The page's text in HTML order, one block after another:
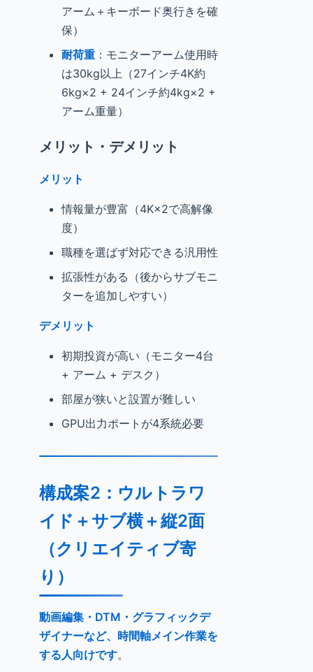
アーム＋キーボード奥行きを確
保）
耐荷重 ：モニターアーム使用時
は30kg以上（27インチ4K約
6kg×2 + 24インチ約4kg×2 +
アーム重量）
メリット・デメリット
メリット
情報量が豊富（4K×2で高解像
度）
職種を選ばず対応できる汎用性
拡張性がある（後からサブモニ
ターを追加しやすい）
デメリット
初期投資が高い（モニター4台
+ アーム + デスク）
部屋が狭いと設置が難しい
GPU出力ポートが4系統必要
構成案2：ウルトラワ
イド＋サブ横＋縦2面
（クリエイティブ寄
り）
動画編集・DTM・グラフィックデ
ザイナーなど、時間軸メイン作業を
する人向けです。